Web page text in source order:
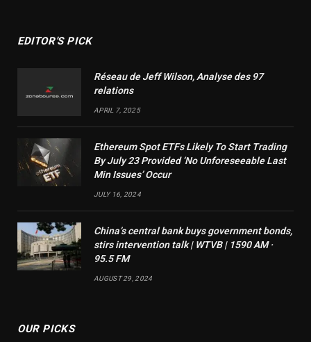
EDITOR'S PICK
Réseau de Jeff Wilson, Analyse des 97
relations
APRIL 7, 2025
Ethereum Spot ETFs Likely To Start Trading
By July 23 Provided ‘No Unforeseeable Last
Min Issues’ Occur
JULY 16, 2024
China’s central bank buys government bonds,
stirs intervention talk | WTVB | 1590 AM ·
95.5 FM
AUGUST 29, 2024
OUR PICKS